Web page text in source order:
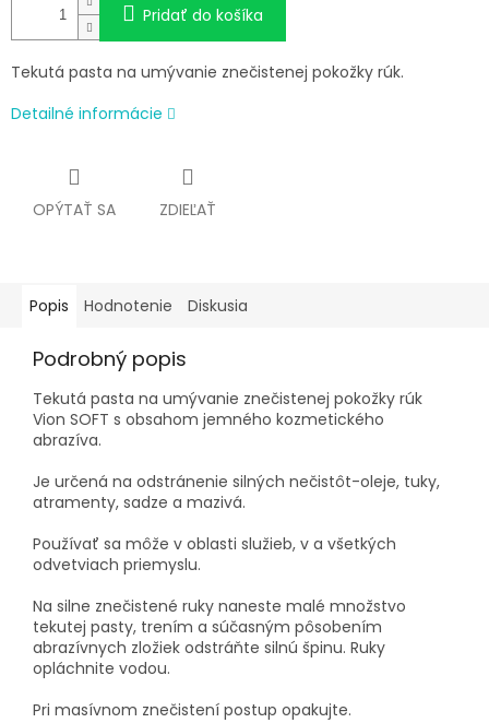
Pridať do košíka
Tekutá pasta na umývanie znečistenej pokožky rúk.
Detailné informácie
OPÝTAŤ SA ZDIEĽAŤ
Popis Hodnotenie Diskusia
Podrobný popis
Tekutá pasta na umývanie znečistenej pokožky rúk
Vion SOFT s obsahom jemného kozmetického
abrazíva.
Je určená na odstránenie silných nečistôt-oleje, tuky,
atramenty, sadze a mazivá.
Používať sa môže v oblasti služieb, v a všetkých
odvetviach priemyslu.
Na silne znečistené ruky naneste malé množstvo
tekutej pasty, trením a súčasným pôsobením
abrazívnych zložiek odstráňte silnú špinu. Ruky
opláchnite vodou.
Pri masívnom znečistení postup opakujte.